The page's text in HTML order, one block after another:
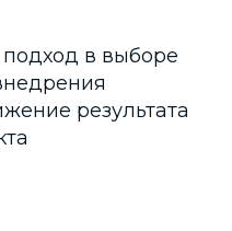
в выборе
результата